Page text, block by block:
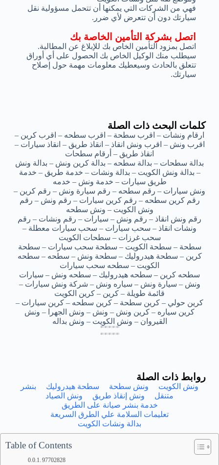
اتصل بشركة التأمين الخاصة بك
اتصل بمزود التأمين الخاص بك للإبلاغ عن المطالبة.
سيطلب منك الوكيل الخاص بك الحصول على أي أوراق
تتعلق بالحادث وسيعطيك معلومات مهمة حول إصلاح
سيارتك.
فهي من الشركات التي يمكنها أن تتحمل مسؤولية نقل
سيارتك دون أن تتعرض لأي ضرر.
كلمات البحث ذات الصلة
ارقام ونشات – اقرب سطحة – اقرب سطحه – اقرب كرين –
اقرب ونش – اقرب ونش انقاذ – انقاذ طريق – انقاذ سيارات –
انقاذ طريق – أرقام سطحات
بدالة سطحات – بدالة سطحه – بدالة كرين ونش – بدالة ونش
– بدالة ونش الكويت – بدالة ونشات – خدمة طريق – خدمة
طريق سيارات – خدمة ونش – خدمه
ونش سيارات – رقم سطحه – رقم سيارة ونش – رقم كرين –
رقم كرين سطحه – رقم كرين سيارات – رقم ونش – رقم
ونش الكويت – ونش سطحه
رقم ونش انقاذ – رقم ونش – سيارات – رقم ونشات – رقم
ونشات انقاذ – سحب سيارات – سحب سيارات معطلة –
سحب غرزات – سطحات الكويت
سطحة – سطحة الكويت – سطحة سحب سيارات – سطحة
كرين – سطحة هيدروليك – سطحة ونش – سطحه – سطحه
الكويت – سطحه سحب سيارات
سطحه كرين – سطحه هيدروليك – سطحه ونش – سيارات
ونش – سيارة ونش – سياره ونش – شركة ونش سيارات –
قائمة طويلة – كرين – كرين الكويت
كرين حولي – كرين سطحة – كرين سطحه – كرين سيارات –
كرين سياره – كرين ونش – ونش – ونش الجهرا – ونش
القيروان – ونش الكويت – ونش بداله
روابط ذات الصلة
ونش الكويت ونش سطحة سطحة هيدروليك
بنشر
متنقل
ونش إنقاذ طريق
ونش الصياد
خدمة بنشر صيانة على الطريق
تعليمات السلامة علي الطرق السريعة
بدالة ونشات الكويت
Table of Contents
97702828